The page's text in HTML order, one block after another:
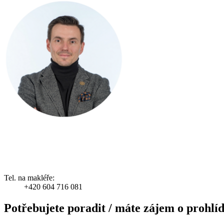
Tel. na makléře:
+420 604 716 081
Potřebujete poradit / máte zájem o